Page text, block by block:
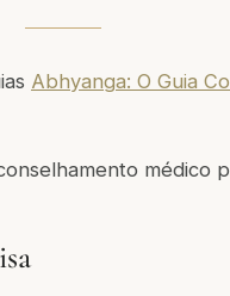
Abhyanga: O Guia
médico